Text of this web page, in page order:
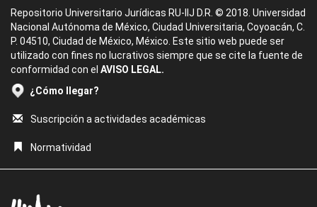
Repositorio Universitario Jurídicas RU-IIJ D.R. © 2018. Universidad
Nacional Autónoma de México, Ciudad Universitaria, Coyoacán, C.
P. 04510, Ciudad de México, México. Este sitio web puede ser
utilizado con fines no lucrativos siempre que se cite la fuente de
conformidad con el AVISO LEGAL.
¿Cómo llegar?
Suscripción a actividades académicas
Normatividad